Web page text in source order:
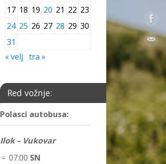
17 18 19 20 21 22 23
24 25 26 27 28 29 30
31
« velj tra »
Red vožnje:
Polasci autobusa:
Ilok – Vukovar
07:00 SN